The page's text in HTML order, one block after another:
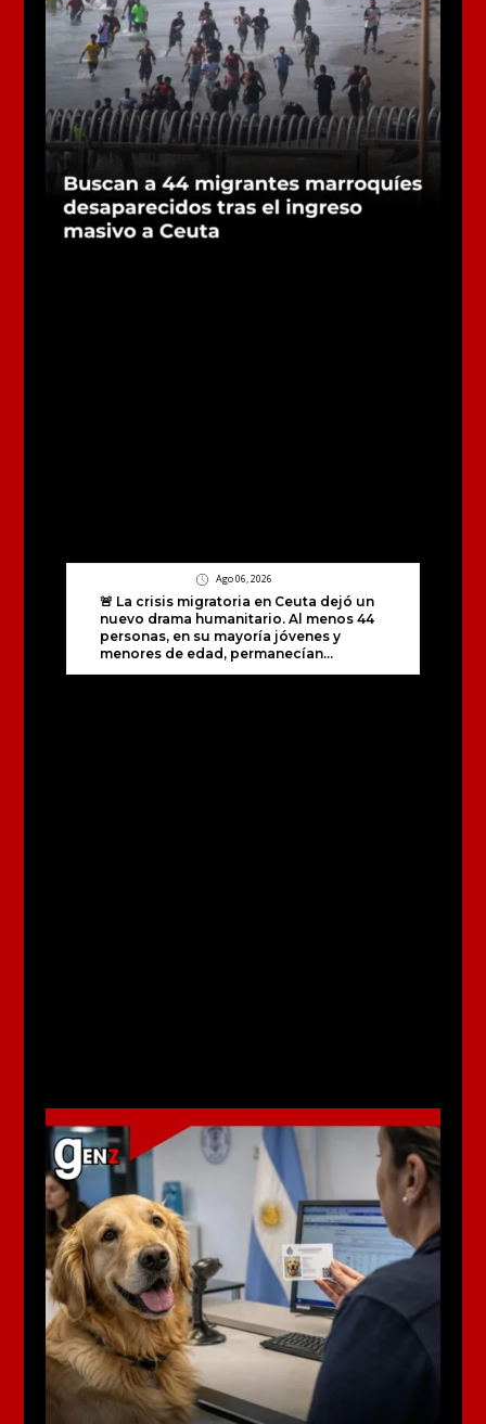
Ago 06, 2026
🚨 La crisis migratoria en Ceuta dejó un
nuevo drama humanitario. Al menos 44
personas, en su mayoría jóvenes y
menores de edad, permanecían...